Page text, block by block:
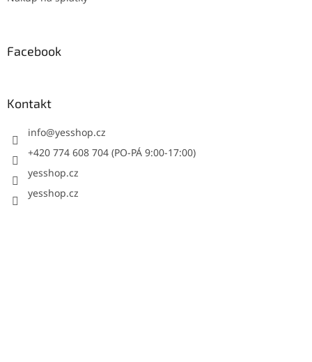
Facebook
Kontakt
info@yesshop.cz
+420 774 608 704 (PO-PÁ 9:00-17:00)
yesshop.cz
yesshop.cz